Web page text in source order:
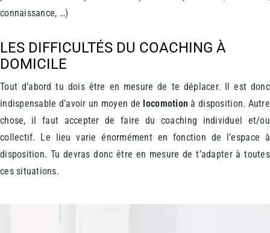
connaissance, …)
LES DIFFICULTÉS DU COACHING À
DOMICILE
Tout d’abord tu dois être en mesure de te déplacer. Il est donc
indispensable d’avoir un moyen de locomotion à disposition. Autre
chose, il faut accepter de faire du coaching individuel et/ou
collectif. Le lieu varie énormément en fonction de l’espace à
disposition. Tu devras donc être en mesure de t’adapter à toutes
ces situations.